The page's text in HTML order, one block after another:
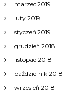
marzec 2019
luty 2019
styczeń 2019
grudzień 2018
listopad 2018
październik 2018
wrzesień 2018